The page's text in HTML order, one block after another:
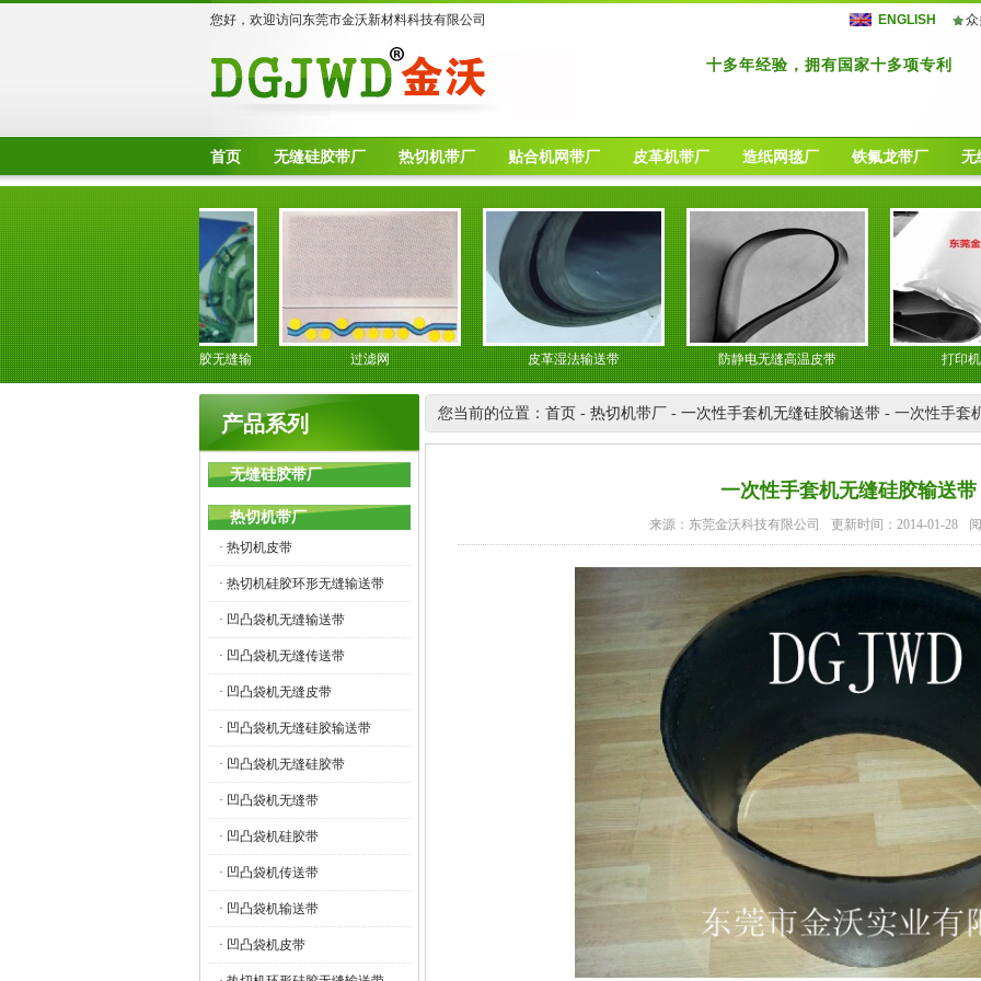
您好，欢迎访问东莞市金沃新材料科技有限公司 ENGLISH
十多年经验，拥有国家十多项专利
首页 无缝硅胶带厂 热切机带厂 贴合机网带厂 皮革机带厂 造纸网毯厂 铁氟龙带厂 无
强力胶贴合机环形硅胶无缝输
送带
过滤网 皮革湿法输送带 防静电无缝高温皮带 打印机转印
产品系列
无缝硅胶带厂
热切机带厂
· 热切机皮带
· 热切机硅胶环形无缝输送带
· 凹凸袋机无缝输送带
· 凹凸袋机无缝传送带
· 凹凸袋机无缝皮带
· 凹凸袋机无缝硅胶输送带
· 凹凸袋机无缝硅胶带
· 凹凸袋机无缝带
· 凹凸袋机硅胶带
· 凹凸袋机传送带
· 凹凸袋机输送带
· 凹凸袋机皮带
您当前的位置： 首页 - 热切机带厂 - 一次性手套机无缝硅胶输送带 - 一次性手套
一次性手套机无缝硅胶输送带
来源：东莞金沃科技有限公司 更新时间：2014-01-28